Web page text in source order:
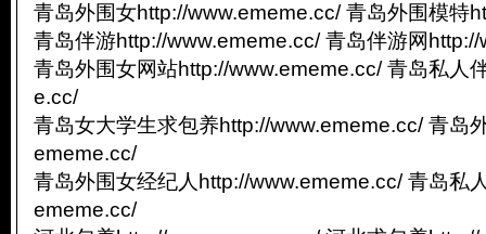
青岛外围女http://www.ememe.cc/ 青岛外围模特
青岛伴游http://www.ememe.cc/ 青岛伴游网
青岛外围女网站http://www.ememe.cc/ 青岛私人
e.cc/
青岛女大学生求包养http://www.ememe.cc/ 青岛
ememe.cc/
青岛外围女经纪人http://www.ememe.cc/ 青岛私
ememe.cc/